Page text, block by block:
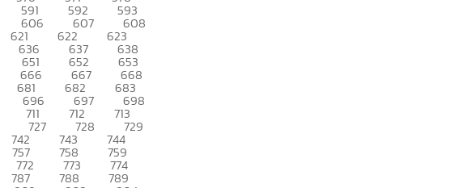
591 592 593
606 607 608
621 622 623
636 637 638
651 652 653
666 667 668
681 682 683
696 697 698
711 712 713
727 728 729
742 743 744
757 758 759
772 773 774
787 788 789